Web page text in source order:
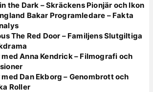
the Dark – Skräckens Pionjär och Ikon
Bakar Programledare – Fakta
The Red Door – Familjens Slutgiltiga
med Anna Kendrick – Filmografi och
med Dan Ekborg – Genombrott och
Roller